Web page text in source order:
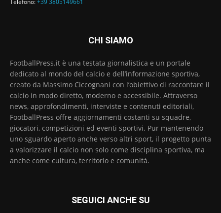
Telefono:+39 3805149661
CHI SIAMO
FootballPress.it è una testata giornalistica e un portale
dedicato al mondo del calcio e dell’informazione sportiva,
creato da Massimo Ciccognani con l’obiettivo di raccontare il
calcio in modo diretto, moderno e accessibile. Attraverso
news, approfondimenti, interviste e contenuti editoriali,
FootballPress offre aggiornamenti costanti su squadre,
giocatori, competizioni ed eventi sportivi. Pur mantenendo
uno sguardo aperto anche verso altri sport, il progetto punta
a valorizzare il calcio non solo come disciplina sportiva, ma
anche come cultura, territorio e comunità.
SEGUICI ANCHE SU